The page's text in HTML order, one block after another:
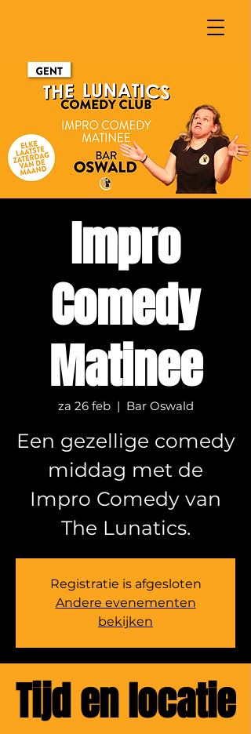
Impro
Comedy
Matinee
za 26 feb
  |
Bar Oswald
Een gezellige comedy
middag met de
Impro Comedy van
The Lunatics.
Registratie is afgesloten
Andere evenementen
bekijken
Tijd en locatie